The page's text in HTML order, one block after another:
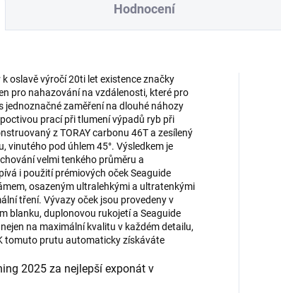
Hodnocení
oslavě výročí 20ti let existence značky
pro nahazování na vzdálenosti, které pro
zaměření na dlouhé náhozy
prací při tlumení výpadů ryb při
z TORAY carbonu 46T a zesílený
vinutého pod úhlem 45°. Výsledkem je
velmi tenkého průměru a
i použití prémiových oček Seaguide
osazeným ultralehkými a ultratenkými
tření. Vývazy oček jsou provedeny v
blanku, duplonovou rukojetí a Seaguide
na maximální kvalitu v každém detailu,
tomuto prutu automaticky získáváte
2025 za nejlepší exponát v